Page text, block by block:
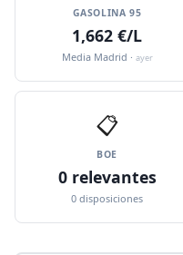
GASOLINA 95
1,662 €/L
Media Madrid · ayer
📋
BOE
0 relevantes
0 disposiciones